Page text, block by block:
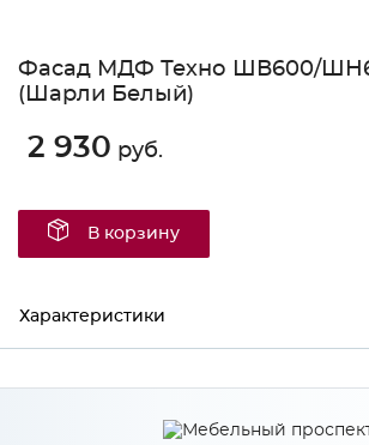
Фасад МДФ Техно ШВ600/
(Шарли Белый)
2 930 руб.
В корзину
Характеристики
Производитель МиФ